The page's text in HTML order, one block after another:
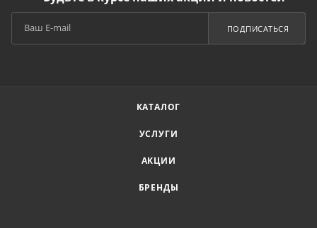
ПОДПИСАТЬСЯ
КАТАЛОГ
УСЛУГИ
АКЦИИ
БРЕНДЫ